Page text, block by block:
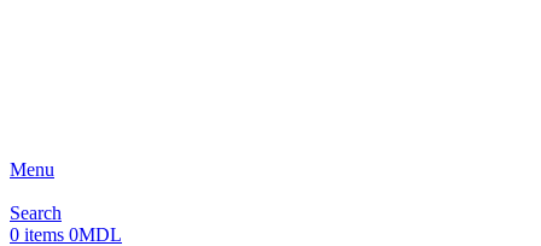
Menu
Search
0 items 0MDL